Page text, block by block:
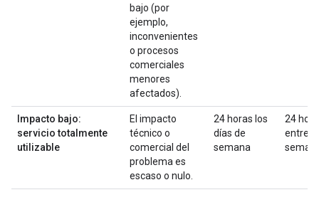
bajo (por
ejemplo,
inconvenientes
o procesos
comerciales
menores
afectados).
Impacto bajo:
servicio totalmente
utilizable
El impacto
técnico o
comercial del
problema es
escaso o nulo.
24 horas los
días de
semana
24
entre